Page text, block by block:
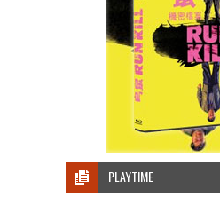
PLAYTIME